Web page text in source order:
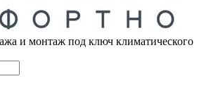
и монтаж под ключ климатического